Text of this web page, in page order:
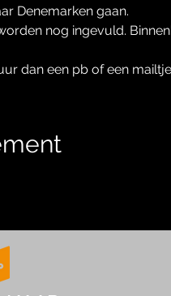
Denemarken gaan.
nog ingevuld.
dan een pb of een